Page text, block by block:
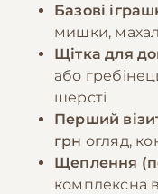
Базові
мишки,
Щітка для
або
шерсті
Перший
грн огляд,
Щеплення
комплексна